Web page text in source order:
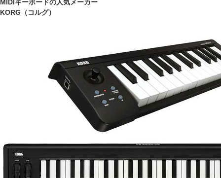
MIDIキーボードの人気メーカー
KORG（コルグ）